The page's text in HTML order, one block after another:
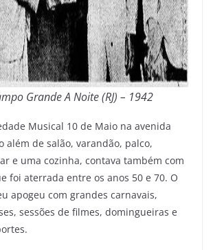
Grande A Noite (RJ) – 1942
Musical 10 de Maio na avenida
além de salão, varandão, palco,
e uma cozinha, contava também com
foi aterrada entre os anos 50 e 70. O
apogeu com grandes carnavais,
sessões de filmes, domingueiras e